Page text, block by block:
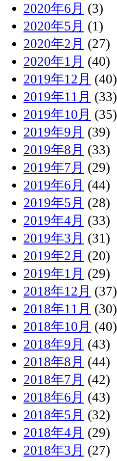
2020年6月 (3)
2020年5月 (1)
2020年2月 (27)
2020年1月 (40)
2019年12月 (40)
2019年11月 (33)
2019年10月 (35)
2019年9月 (39)
2019年8月 (33)
2019年7月 (29)
2019年6月 (44)
2019年5月 (28)
2019年4月 (33)
2019年3月 (31)
2019年2月 (20)
2019年1月 (29)
2018年12月 (37)
2018年11月 (30)
2018年10月 (40)
2018年9月 (43)
2018年8月 (44)
2018年7月 (42)
2018年6月 (43)
2018年5月 (32)
2018年4月 (29)
2018年3月 (27)